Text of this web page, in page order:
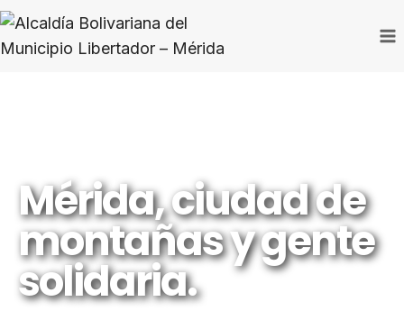
Saltar
contenido
Mérida, ciudad de
montañas y gente
solidaria.